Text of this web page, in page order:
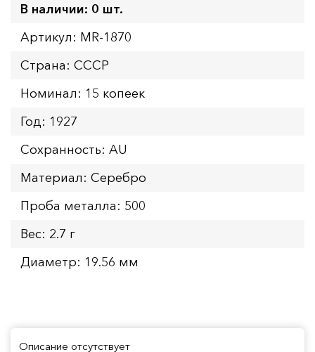
В наличии: 0 шт.
Артикул: MR-1870
Страна: СССР
Номинал: 15 копеек
Год: 1927
Сохранность: AU
Материал: Серебро
Проба металла: 500
Вес: 2.7 г
Диаметр: 19.56 мм
Описание отсутствует